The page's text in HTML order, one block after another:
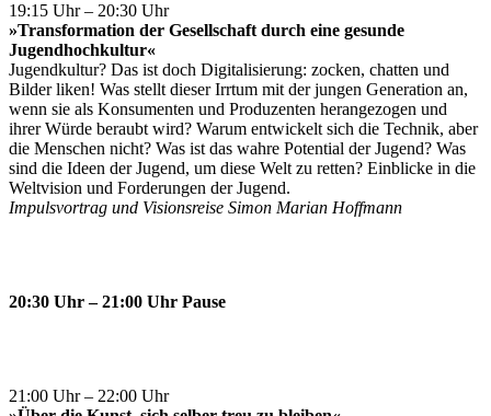
19:15 Uhr – 20:30 Uhr
»Transformation der Gesellschaft durch eine gesunde
Jugendhochkultur«
Jugendkultur? Das ist doch Digitalisierung: zocken, chatten und
Bilder liken! Was stellt dieser Irrtum mit der jungen Generation an,
wenn sie als Konsumenten und Produzenten herangezogen und
ihrer Würde beraubt wird? Warum entwickelt sich die Technik, aber
die Menschen nicht? Was ist das wahre Potential der Jugend? Was
sind die Ideen der Jugend, um diese Welt zu retten? Einblicke in die
Weltvision und Forderungen der Jugend.
Impulsvortrag und Visionsreise Simon Marian Hoffmann
20:30 Uhr – 21:00 Uhr Pause
21:00 Uhr – 22:00 Uhr